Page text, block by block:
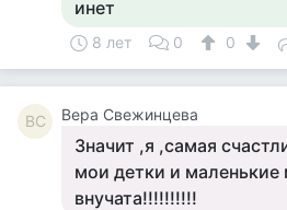
инет
8 лет 0 0
ВС Вера Свежинцева
Значит ,я ,самая
мои детки и
внучата!!!!!!!!!!